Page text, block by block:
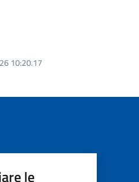
10:20.17
le